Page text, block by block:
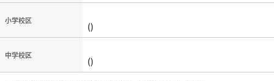
小学校区 ()
中学校区 ()